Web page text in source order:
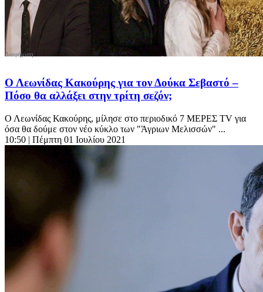
Ο Λεωνίδας Κακούρης για τον Δούκα Σεβαστό –
Πόσο θα αλλάξει στην τρίτη σεζόν;
Ο Λεωνίδας Κακούρης, μίλησε στο περιοδικό 7 ΜΕΡΕΣ TV για
όσα θα δούμε στον νέο κύκλο των "Άγριων Μελισσών" ...
10:50 | Πέμπτη 01 Ιουλίου 2021